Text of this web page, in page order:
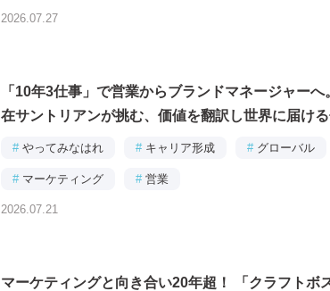
2026.07.27
「10年3仕事」で営業からブランドマネージャーへ
在サントリアンが挑む、価値を翻訳し世界に届け
# やってみなはれ # キャリア形成 # グローバル
# マーケティング # 営業
2026.07.21
マーケティングと向き合い20年超！ 「クラフトボ